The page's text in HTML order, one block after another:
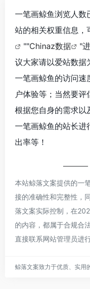
一笔画鲸鱼浏览人数
站的相关权重信息，
""Chinaz数据
"
议大家请以爱站数据
一笔画鲸鱼的访问速
户体验等；当然要
根据您自身的需求以
一笔画鲸鱼的站长进
出率等！
本站鲸落文案提供的一
接的准确性和完整性，
落文案实际控制，在
的内容，都属于合规合
直接联系网站管理员进
鲸落文案致力于优质、实用